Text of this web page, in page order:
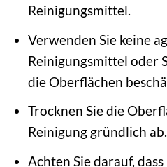
Reinigungsmittel.
Verwenden Sie keine
Reinigungsmittel oder
die Oberflächen
Trocknen Sie die
Reinigung gründlich ab.
Achten Sie darauf,